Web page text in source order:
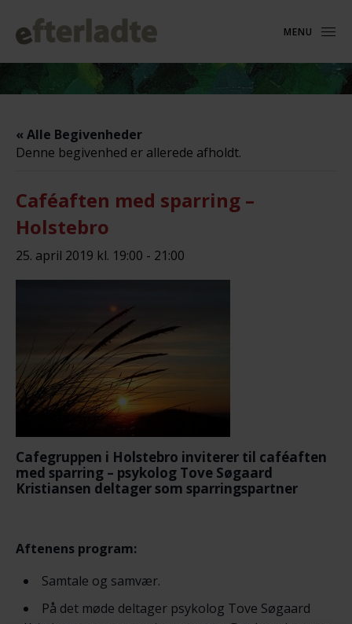
MENU
« Alle Begivenheder
Denne begivenhed er allerede afholdt.
Caféaften med sparring –
Holstebro
25. april 2019 kl. 19:00 - 21:00
Cafegruppen i Holstebro inviterer til caféaften
med sparring – psykolog Tove Søgaard
Kristiansen deltager som sparringspartner
Aftenens program:
Samtale og samvær.
På det møde deltager psykolog Tove Søgaard